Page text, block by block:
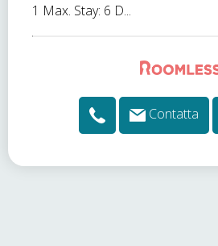
1 Max. Stay: 6 D...
Contatta